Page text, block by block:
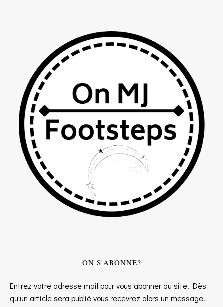
ON S'ABONNE?
Entrez votre adresse mail pour vous abonner au site. Dès
qu'un article sera publié vous recevrez alors un message.